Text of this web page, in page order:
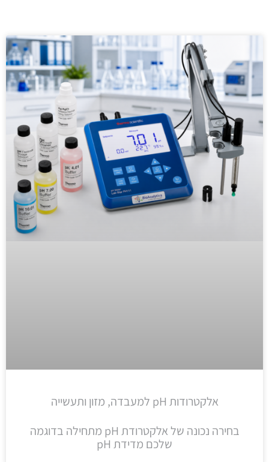
אלקטרודות pH למעבדה, מזון ותעשייה
בחירה נכונה של אלקטרודת pH מתחילה בדוגמה
שלכם מדידת pH